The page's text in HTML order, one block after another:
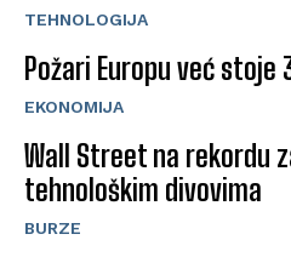
TEHNOLOGIJA
Požari Europu već stoje
EKONOMIJA
Wall Street na rekordu
tehnološkim divovima
BURZE